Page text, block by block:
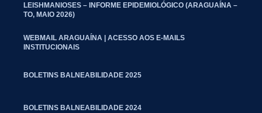
LEISHMANIOSES – INFORME EPIDEMIOLÓGICO (ARAGUAÍNA –
TO, MAIO 2026)
WEBMAIL ARAGUAÍNA | ACESSO AOS E-MAILS
INSTITUCIONAIS
BOLETINS BALNEABILIDADE 2025
BOLETINS BALNEABILIDADE 2024